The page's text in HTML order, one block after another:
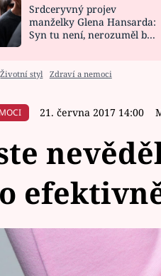
CELEBRITY
VAŘENÍ
Srdceryvný projev
manželky Glena Hansarda:
Syn tu není, nerozuměl by
Životní styl Zdraví a nemoci
21. června 2017 14:00